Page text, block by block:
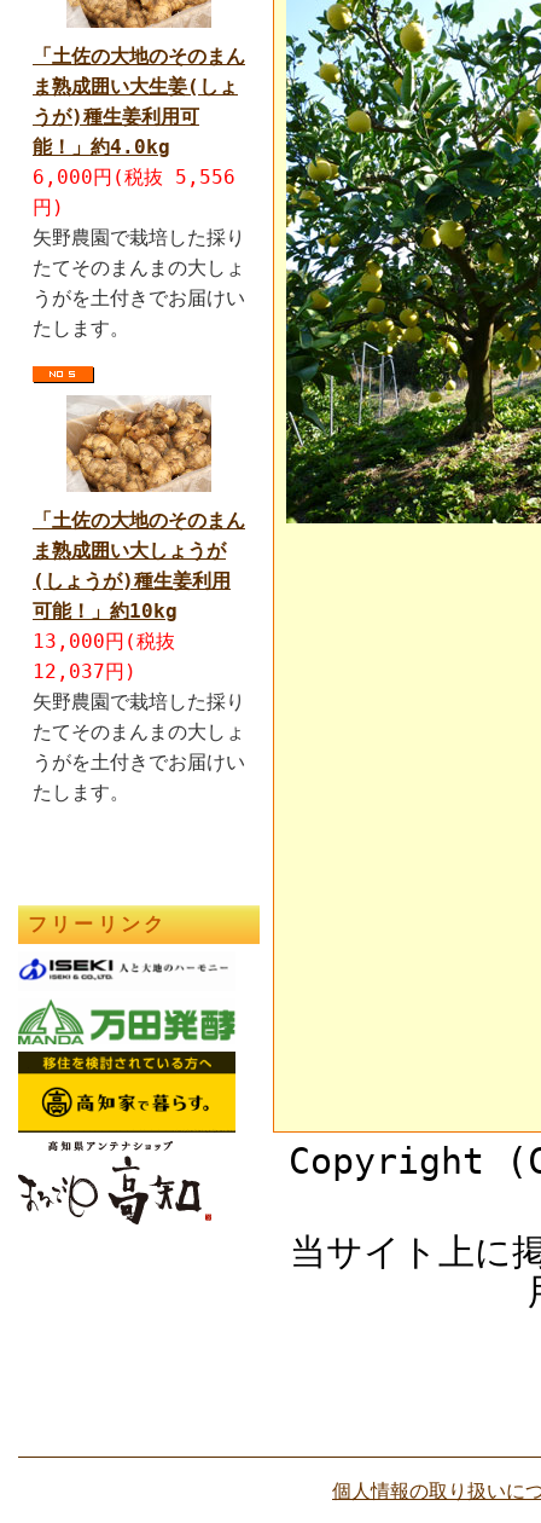
「土佐の大地のそのまん
ま熟成囲い大生姜(しょ
うが)種生姜利用可
能！」約4.0kg
6,000円(税抜 5,556
円)
矢野農園で栽培した採り
たてそのまんまの大しょ
うがを土付きでお届けい
たします。
「土佐の大地のそのまん
ま熟成囲い大しょうが
(しょうが)種生姜利用
可能！」約10kg
13,000円(税抜
12,037円)
矢野農園で栽培した採り
たてそのまんまの大しょ
うがを土付きでお届けい
たします。
フリーリンク
Copyright
当サイト上に
個人情報の取り扱いに